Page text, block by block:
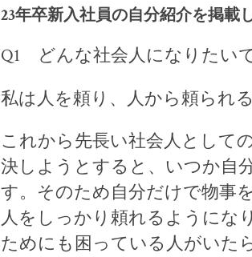
23年卒新入社員の自分紹介を掲載
Q1 どんな社会人になりたい
私は人を頼り、人から頼られ
これから先長い社会人として
決しようとすると、いつか自
す。そのため自分だけで物事
人をしっかり頼れるようにな
ためにも困っている人がいた